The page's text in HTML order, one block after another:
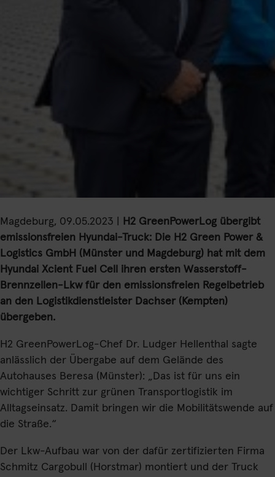
Magdeburg, 09.05.2023 |
H2 GreenPowerLog übergibt
emissionsfreien Hyundai-Truck: Die H2 Green Power &
Logistics GmbH (Münster und Magdeburg) hat mit dem
Hyundai Xcient Fuel Cell ihren ersten Wasserstoff-
Brennzellen-Lkw für den emissionsfreien Regelbetrieb
an den Logistikdienstleister Dachser (Kempten)
übergeben.
H2 GreenPowerLog-Chef Dr. Ludger Hellenthal sagte
anlässlich der Übergabe auf dem Gelände des
Autohauses Beresa (Münster): „Das ist für uns ein
wichtiger Schritt zur grünen Transportlogistik im
Alltagseinsatz. Damit bringen wir die Mobilitätswende auf
die Straße.“
Der Lkw-Aufbau war von der dafür zertifizierten Firma
Schmitz Cargobull (Horstmar) montiert und der Truck